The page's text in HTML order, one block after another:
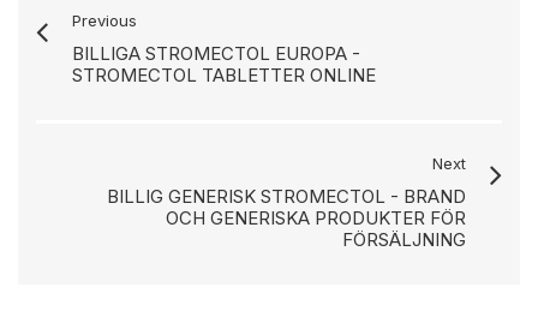
Previous
BILLIGA STROMECTOL EUROPA -
STROMECTOL TABLETTER ONLINE
Next
BILLIG GENERISK STROMECTOL - BRAND
OCH GENERISKA PRODUKTER FÖR
FÖRSÄLJNING